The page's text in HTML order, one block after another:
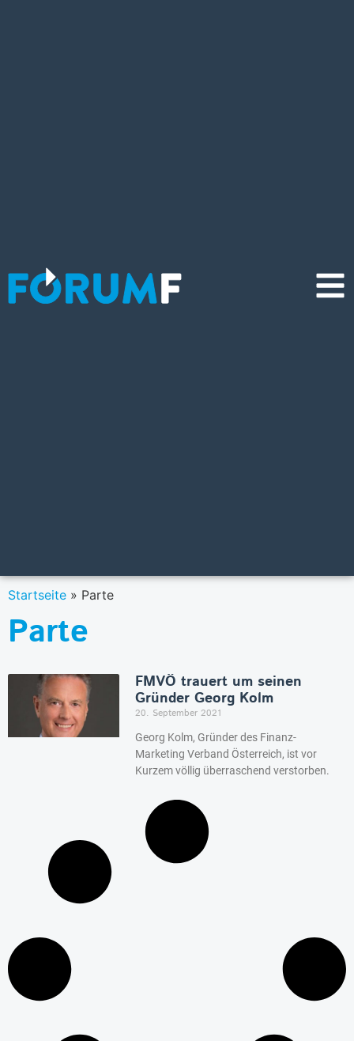
Startseite » Parte
Parte
FMVÖ trauert um seinen
Gründer Georg Kolm
20. September 2021
Georg Kolm, Gründer des Finanz-
Marketing Verband Österreich, ist vor
Kurzem völlig überraschend verstorben.